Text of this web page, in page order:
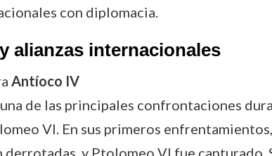
con diplomacia.
alianzas internacionales
Antíoco IV
de las principales confrontaciones
VI. En sus primeros
y Ptolomeo VI fue capturado.